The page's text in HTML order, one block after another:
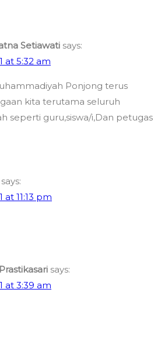
Setiawati says:
at 5:32 am
Ponjong terus
kita terutama seluruh
seperti guru,siswa/i,Dan petugas
says:
11:13 pm
says:
at 3:39 am